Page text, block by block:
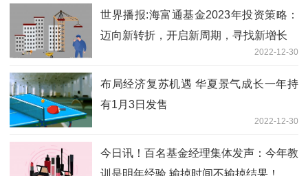
世界播报:海富通基金2023年投资策略：
迈向新转折，开启新周期，寻找新增长
2022-12-30
布局经济复苏机遇 华夏景气成长一年持
有1月3日发售
2022-12-30
今日讯！百名基金经理集体发声：今年教
训是明年经验 输掉时间不输掉结果！